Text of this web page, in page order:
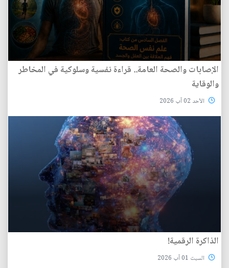
الإصابات والصحة العامة.. قراءة نفسية وسلوكية في المخاطر
والوقاية
الأحد 02 آب 2026
الذاكرة الرقمية!
السبت 01 آب 2026